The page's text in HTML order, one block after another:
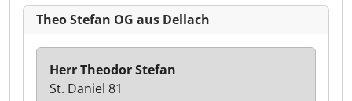
Theo Stefan OG aus Dellach
Herr Theodor Stefan
St. Daniel 81